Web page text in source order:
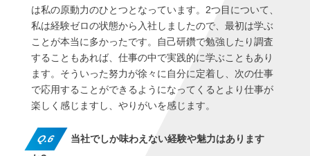
は私の原動力のひとつとなっています。2つ目について、
私は経験ゼロの状態から入社しましたので、最初は学ぶ
ことが本当に多かったです。自己研鑽で勉強したり調査
することもあれば、仕事の中で実践的に学ぶこともあり
ます。そういった努力が徐々に自分に定着し、次の仕事
で応用することができるようになってくるとより仕事が
楽しく感じますし、やりがいを感じます。
Q.6
当社でしか味わえない経験や魅力はあります